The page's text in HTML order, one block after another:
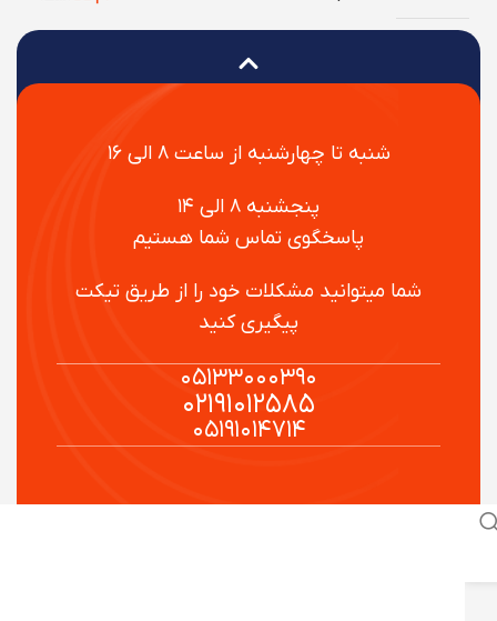
شنبه تا چهارشنبه از ساعت ۸ الی ۱۶
پنجشنبه ۸ الی ۱۴
پاسخگوی تماس شما هستیم
شما میتوانید مشکلات خود را از طریق تیکت
پیگیری کنید
۰۵۱۳۳۰۰۰۳۹۰
۰۲۱۹۱۰۱۲۵۸۵
۰۵۱۹۱۰۱۴۷۱۴